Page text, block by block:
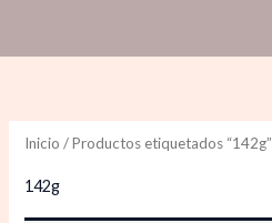
Inicio / Productos etiquetados “142g”
142g